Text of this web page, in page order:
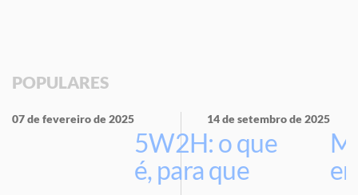
POPULARES
07 de fevereiro de 2025
5W2H: o que
é, para que
14 de setembro de 2025